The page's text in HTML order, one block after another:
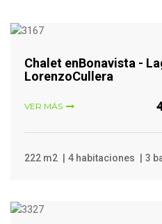
Chalet enBonavista -
LorenzoCullera
VER MÁS
222 m2 4 habitaciones 3